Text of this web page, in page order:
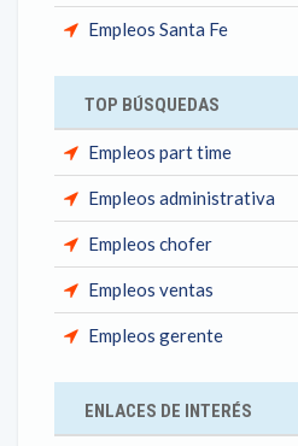
Empleos Santa Fe
TOP BÚSQUEDAS
Empleos part time
Empleos administrativa
Empleos chofer
Empleos ventas
Empleos gerente
ENLACES DE INTERÉS